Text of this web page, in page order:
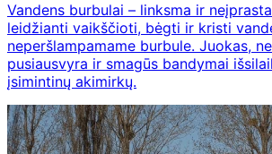
Vandens burbulai – linksma ir
leidžianti vaikščioti, bėgti ir kristi
neperšlampamame burbule. Juokas,
pusiausvyra ir smagūs bandymai
įsimintinų akimirkų.